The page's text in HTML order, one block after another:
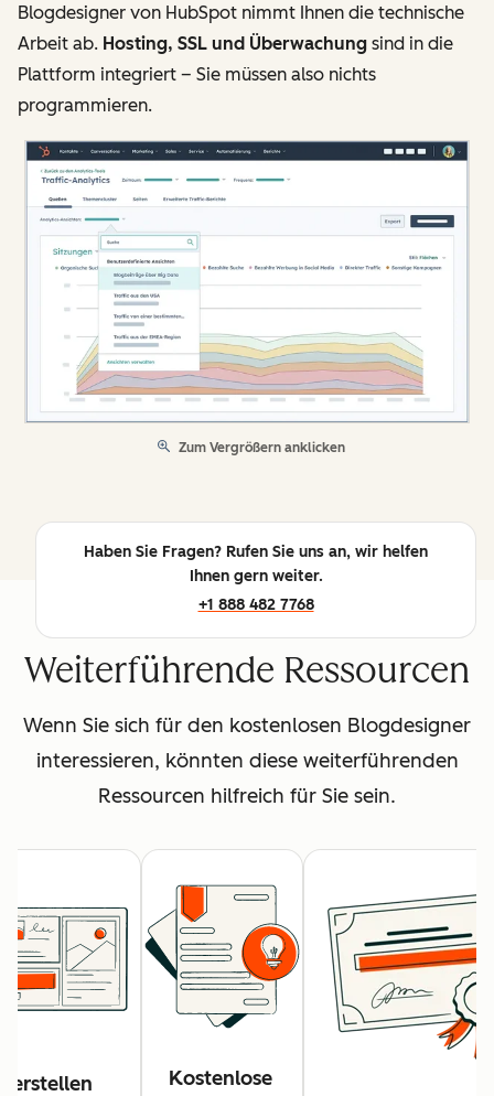
Blogdesigner von HubSpot nimmt Ihnen die technische
Arbeit ab. Hosting, SSL und Überwachung sind in die
Plattform integriert – Sie müssen also nichts
programmieren.
Zum Vergrößern anklicken
Haben Sie Fragen? Rufen Sie uns an, wir helfen
Ihnen gern weiter.
+1 888 482 7768
Weiterführende Ressourcen
Wenn Sie sich für den kostenlosen Blogdesigner
interessieren, könnten diese weiterführenden
Ressourcen hilfreich für Sie sein.
erstellen Kostenlose